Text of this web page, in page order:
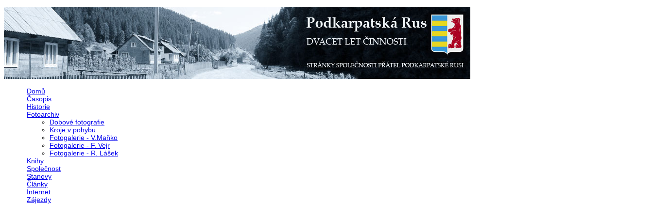
Přejít k hlavnímu obsahu
Domů
Časopis
Historie
Fotoarchiv
Dobové fotografie
Kroje v pohybu
Fotogalerie - V.Maňko
Fotogalerie - F. Vejr
Fotogalerie - R. Lášek
Knihy
Společnost
Stanovy
Články
Internet
Zájezdy